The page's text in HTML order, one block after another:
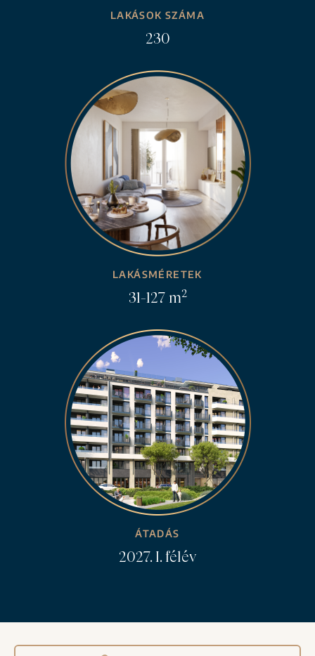
LAKÁSOK SZÁMA
230
LAKÁSMÉRETEK
31-127 m2
ÁTADÁS
2027. I. félév